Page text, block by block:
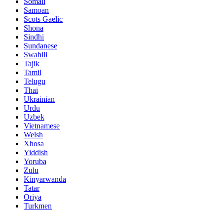
Samoan
Scots Gaelic
Shona
Sindhi
Sundanese
Swahili
Tajik
Tamil
Telugu
Thai
Ukrainian
Urdu
Uzbek
Vietnamese
Welsh
Xhosa
Yiddish
Yoruba
Zulu
Kinyarwanda
Tatar
Oriya
Turkmen